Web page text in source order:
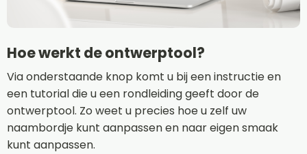
Hoe werkt de ontwerptool?
Via onderstaande knop komt u bij een instructie en
een tutorial die u een rondleiding geeft door de
ontwerptool. Zo weet u precies hoe u zelf uw
naambordje kunt aanpassen en naar eigen smaak
kunt aanpassen.